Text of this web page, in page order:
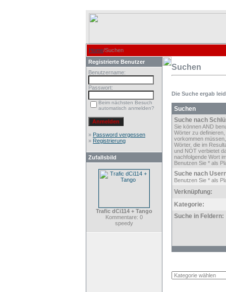
Home/Suchen
Registrierte Benutzer
Benutzername:
Passwort:
Beim nächsten Besuch
automatisch anmelden?
» Password vergessen
» Registrierung
Zufallsbild
Trafic dCi114 + Tango
Kommentare: 0
speedy
Suchen
Die Suche ergab
Suchen
Suche nach
Sie können AND
Wörter zu definieren,
vorkommen
Wörter, die im
und NOT verbietet
nachfolgende Wort
Benutzen Sie * als
Suche nach
Benutzen Sie * als
Verknüpfung:
Kategorie:
Suche in Feldern: